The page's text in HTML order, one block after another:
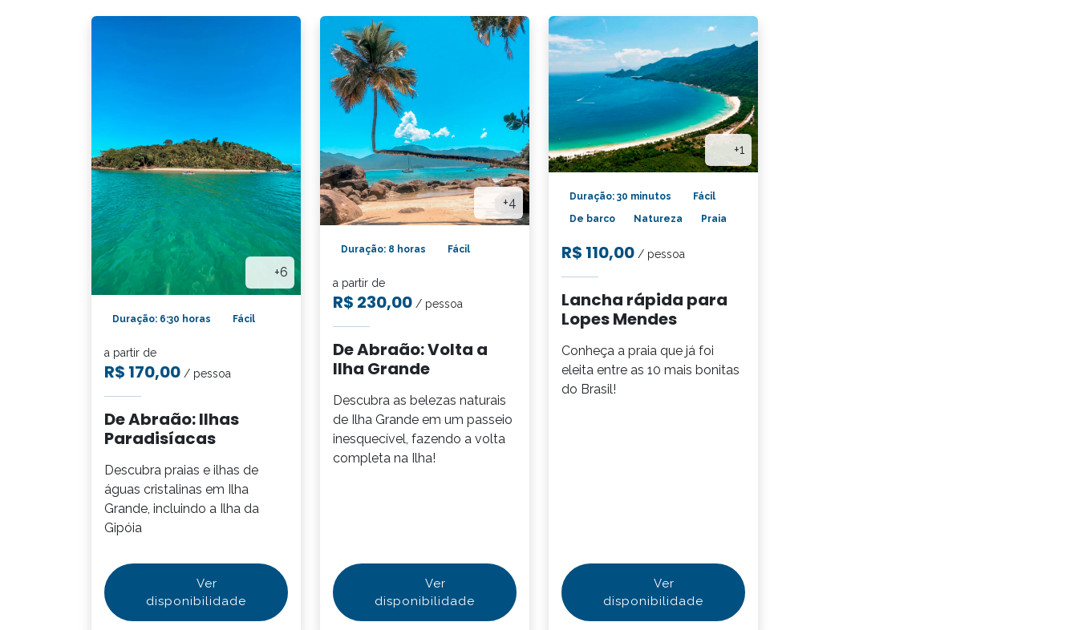
+6
Duração: 6:30 horas Fácil
a partir de
R$ 170,00 / pessoa
De Abraão: Ilhas
Paradisíacas
Descubra praias e ilhas de
águas cristalinas em Ilha
Grande, incluindo a Ilha da
Gipóia
Ver
disponibilidade
+4
Duração: 8 horas Fácil
a partir de
R$ 230,00 / pessoa
De Abraão: Volta a
Ilha Grande
Descubra as belezas naturais
de Ilha Grande em um passeio
inesquecível, fazendo a volta
completa na Ilha!
Ver
disponibilidade
+1
Duração: 30 minutos
Fácil
De barco
Natureza Praia
R$ 110,00 / pessoa
Lancha rápida para
Lopes Mendes
Conheça a praia que já foi
eleita entre as 10 mais bonitas
do Brasil!
Ver
disponibilidade